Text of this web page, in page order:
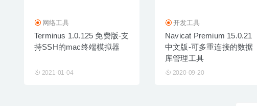
网络工具
Terminus 1.0.125 免费版-支
持SSH的mac终端模拟器
2021-01-04
开发工具
Navicat Premium 15.0.21
中文版-可多重连接的数据
库管理工具
2020-09-20